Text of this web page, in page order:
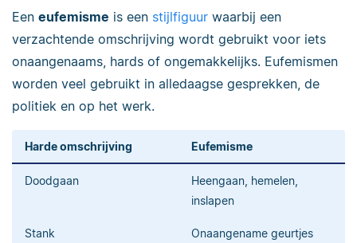
Een eufemisme is een stijlfiguur waarbij een
verzachtende omschrijving wordt gebruikt voor iets
onaangenaams, hards of ongemakkelijks. Eufemismen
worden veel gebruikt in alledaagse gesprekken, de
politiek en op het werk.
Harde omschrijving Eufemisme
Doodgaan
Heengaan, hemelen,
inslapen
Stank Onaangename geurtjes